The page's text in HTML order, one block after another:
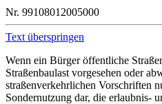
Nr. 99108012005000
Text überspringen
Wenn ein Bürger öffentliche
Straßenbaulast vorgesehen oder
straßenverkehrlichen Vorschriften
Sondernutzung dar, die erlaubnis-